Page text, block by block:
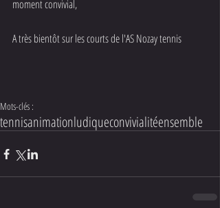
moment convivial,
A très bientôt sur les courts de l'AS Nozay tennis
Mots-clés :
tennisanimationludiqueconvivialitéensemble